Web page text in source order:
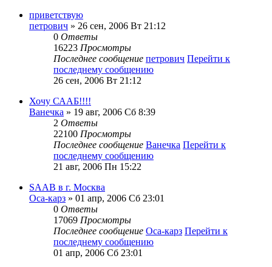
приветствую
петрович » 26 сен, 2006 Вт 21:12
0 Ответы
16223 Просмотры
Последнее сообщение петрович Перейти к
последнему сообщению
26 сен, 2006 Вт 21:12
Хочу СААБ!!!!
Ванечка » 19 авг, 2006 Сб 8:39
2 Ответы
22100 Просмотры
Последнее сообщение Ванечка Перейти к
последнему сообщению
21 авг, 2006 Пн 15:22
SAAB в г. Москва
Оса-карз » 01 апр, 2006 Сб 23:01
0 Ответы
17069 Просмотры
Последнее сообщение Оса-карз Перейти к
последнему сообщению
01 апр, 2006 Сб 23:01